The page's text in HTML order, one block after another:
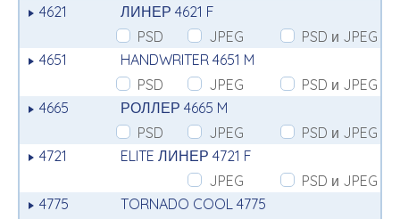
4621
ЛИНЕР 4621 F
PSD
JPEG
PSD и JPEG
4651
HANDWRITER 4651 M
PSD
JPEG
PSD и JPEG
4665
РОЛЛЕР 4665 M
PSD
JPEG
PSD и JPEG
4721
ELITE ЛИНЕР 4721 F
JPEG
PSD и JPEG
4775
TORNADO COOL 4775